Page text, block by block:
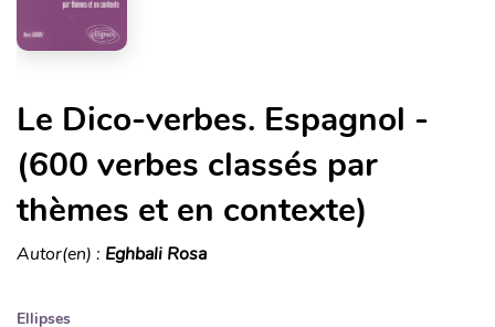
Le Dico-verbes. Espagnol -
(600 verbes classés par
thèmes et en contexte)
Autor(en) : Eghbali Rosa
Ellipses